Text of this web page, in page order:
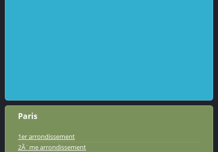
Paris
1er arrondissement
2Ã¨me arrondissement